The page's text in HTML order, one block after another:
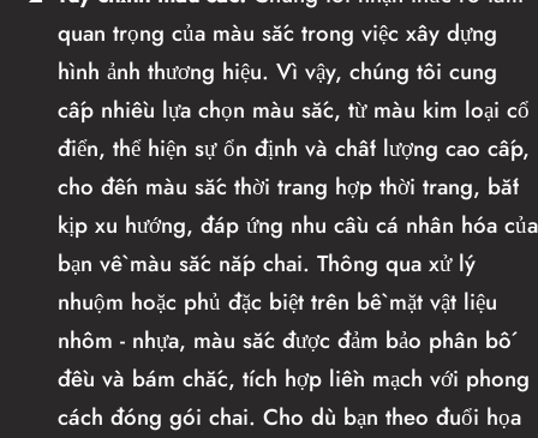
quan trọng của màu sắc trong việc xây dựng
hình ảnh thương hiệu. Vì vậy, chúng tôi cung
cấp nhiều lựa chọn màu sắc, từ màu kim loại cổ
điển, thể hiện sự ổn định và chất lượng cao cấp,
cho đến màu sắc thời trang hợp thời trang, bắt
kịp xu hướng, đáp ứng nhu cầu cá nhân hóa của
bạn về màu sắc nắp chai. Thông qua xử lý
nhuộm hoặc phủ đặc biệt trên bề mặt vật liệu
nhôm - nhựa, màu sắc được đảm bảo phân bố
đều và bám chắc, tích hợp liền mạch với phong
cách đóng gói chai. Cho dù bạn theo đuổi họa